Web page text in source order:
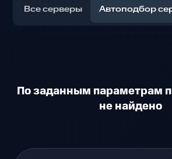
Все серверы Автоподбор
По заданным параметрам
не найдено